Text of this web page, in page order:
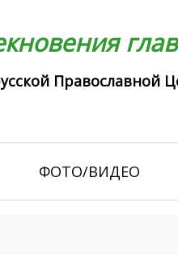
Православной
ФОТО/ВИДЕО